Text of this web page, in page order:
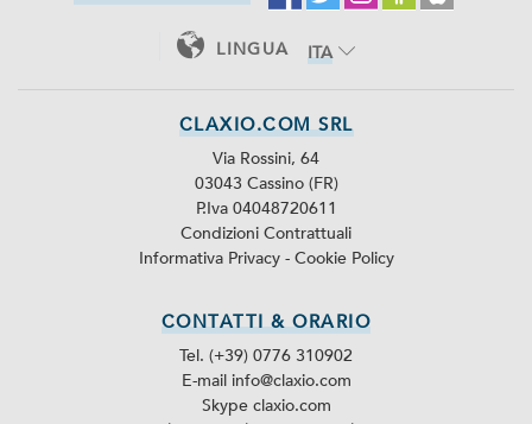
LINGUA
ITA
CLAXIO.COM SRL
Via Rossini, 64
03043 Cassino (FR)
P.Iva 04048720611
Condizioni Contrattuali
Informativa Privacy - Cookie Policy
CONTATTI & ORARIO
Tel. (+39) 0776 310902
E-mail info@claxio.com
Skype claxio.com